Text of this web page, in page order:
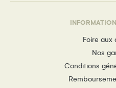
Foire aux
Nos
Conditions